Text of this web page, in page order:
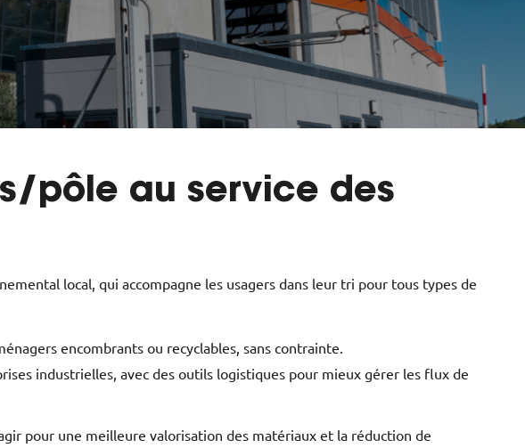
pôle au service des
local, qui accompagne les usagers dans leur tri pour tous types de
encombrants ou recyclables, sans contrainte.
industrielles, avec des outils logistiques pour mieux gérer les flux de
pour une meilleure valorisation des matériaux et la réduction de